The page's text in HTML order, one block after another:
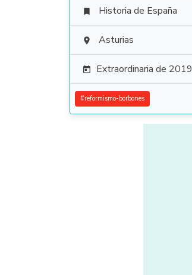
 Historia de España
 Asturias
 Extraordinaria de 2019
#reformismo-borbones